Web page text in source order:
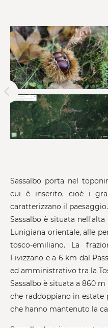
Sassalbo porta nel
cui è inserito, cioè i
caratterizzano il paesaggio.
Sassalbo è situata
Lunigiana orientale, alle
tosco-emiliano. La
Fivizzano e a 6 km dal
ed amministrativo tra la
Sassalbo è situata a 860
che raddoppiano in
che hanno mantenuto la